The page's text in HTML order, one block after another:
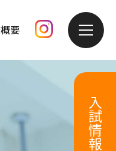
要
入試情報